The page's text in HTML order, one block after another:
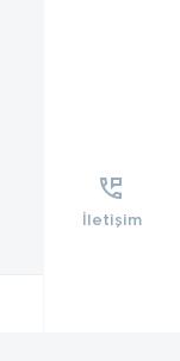
İletişim